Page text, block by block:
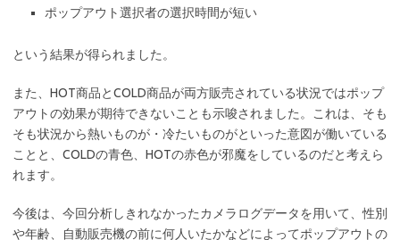
ポップアウト選択者の選択時間が短い
という結果が得られました。
また、HOT商品とCOLD商品が両方販売されている状況ではポップ
アウトの効果が期待できないことも示唆されました。これは、そも
そも状況から熱いものが・冷たいものがといった意図が働いている
ことと、COLDの青色、HOTの赤色が邪魔をしているのだと考えら
れます。
今後は、今回分析しきれなかったカメラログデータを用いて、性別
や年齢、自動販売機の前に何人いたかなどによってポップアウトの